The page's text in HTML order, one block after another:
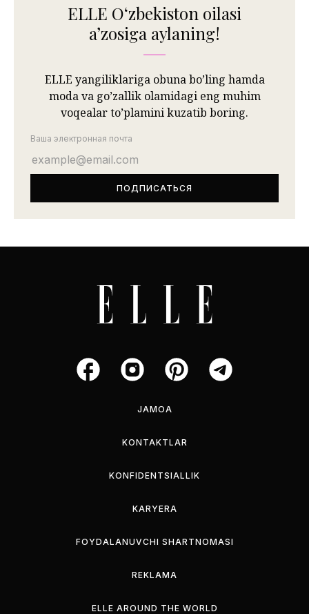
ELLE Oʻzbekiston oilasi
aʼzosiga aylaning!
ELLE yangiliklariga obuna bo’ling hamda
moda va go’zallik olamidagi eng muhim
voqealar to’plamini kuzatib boring.
Ваша электронная почта
JAMOA
KONTAKTLAR
KONFIDENTSIALLIK
KARYERA
FOYDALANUVCHI SHARTNOMASI
REKLAMA
ELLE AROUND THE WORLD